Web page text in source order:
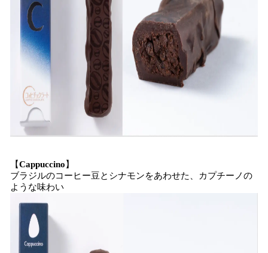
【Cappuccino 】
ブラジルのコーヒー豆とシナモンをあわせた、カプチーノの
ような味わい